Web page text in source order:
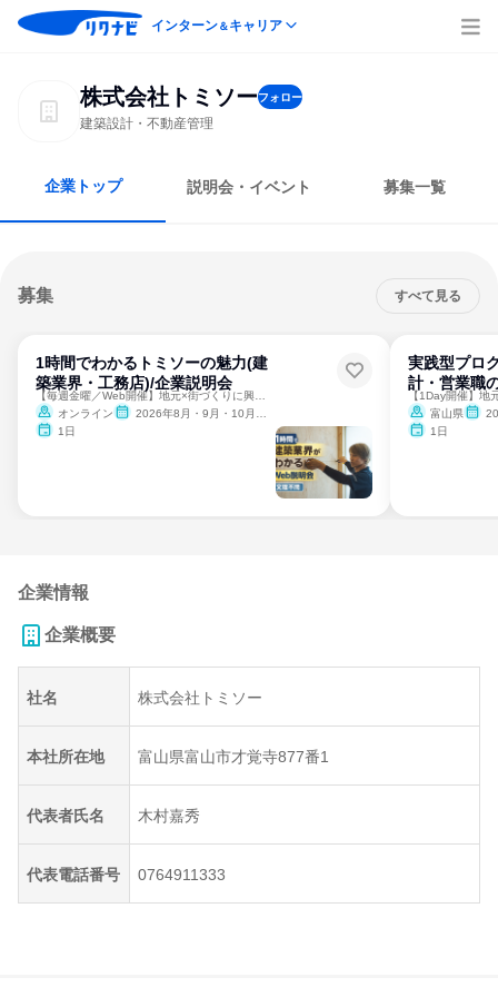
インターン＆キャリア
株式会社トミソーフォロー
建築設計・不動産管理
企業トップ 説明会・イベント 募集一覧
募集 すべて見る
1時間でわかるトミソーの魅力(建
築業界・工務店)/企業説明会
オンライン
2026年8月・9月・10月・11月・12月、2027年1月
1日
実践型プロ
計・営業職
富山県
1日
企業情報
企業概要
社名 株式会社トミソー
本社所在地 富山県富山市才覚寺877番1
代表者氏名 木村嘉秀
代表電話番号 0764911333